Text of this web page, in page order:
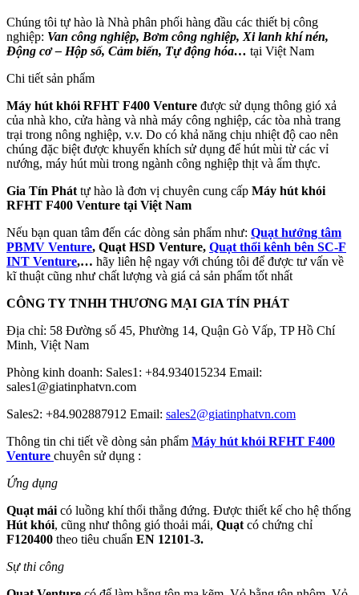
Chúng tôi tự hào là Nhà phân phối hàng đầu các thiết bị công
nghiệp: Van công nghiệp, Bơm công nghiệp, Xi lanh khí nén,
Động cơ – Hộp số, Cảm biến, Tự động hóa… tại Việt Nam
Chi tiết sản phẩm
Máy hút khói RFHT F400 Venture được sử dụng thông gió xả
của nhà kho, cửa hàng và nhà máy công nghiệp, các tòa nhà trang
trại trong nông nghiệp, v.v. Do có khả năng chịu nhiệt độ cao nên
chúng đặc biệt được khuyến khích sử dụng để hút mùi từ các vỉ
nướng, máy hút mùi trong ngành công nghiệp thịt và ẩm thực.
Gia Tín Phát tự hào là đơn vị chuyên cung cấp Máy hút khói
RFHT F400 Venture tại Việt Nam
Nếu bạn quan tâm đến các dòng sản phẩm như: Quạt hướng tâm
PBMV Venture, Quạt HSD Venture, Quạt thổi kênh bên SC-F
INT Venture,… hãy liên hệ ngay với chúng tôi để được tư vấn về
kĩ thuật cũng như chất lượng và giá cả sản phẩm tốt nhất
CÔNG TY TNHH THƯƠNG MẠI GIA TÍN PHÁT
Địa chỉ: 58 Đường số 45, Phường 14, Quận Gò Vấp, TP Hồ Chí
Minh, Việt Nam
Phòng kinh doanh: Sales1: +84.934015234 Email:
sales1@giatinphatvn.com
Sales2: +84.902887912 Email: sales2@giatinphatvn.com
Thông tin chi tiết về dòng sản phẩm Máy hút khói RFHT F400
Venture chuyên sử dụng :
Ứng dụng
Quạt mái có luồng khí thổi thẳng đứng. Được thiết kế cho hệ thống
Hút khói, cũng như thông gió thoải mái, Quạt có chứng chỉ
F120400 theo tiêu chuẩn EN 12101-3.
Sự thi công